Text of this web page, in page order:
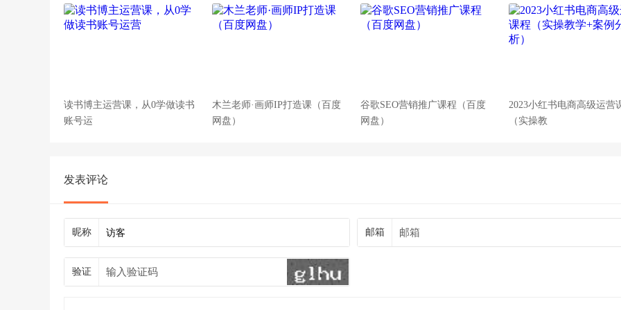
读书博主运营课，从0学做读书
账号运
木兰老师·画师IP打造课（百度
网盘）
谷歌SEO营销推广课程（百度
网盘）
2023小红书电商高级运营
（实操教
发表评论
昵称 邮箱
验证